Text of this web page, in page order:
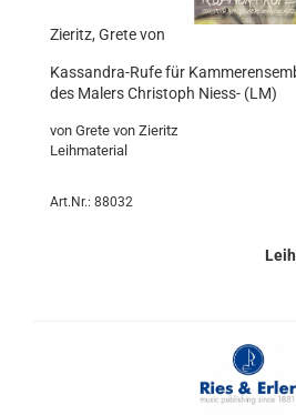
Zieritz, Grete von
Kassandra-Rufe für
des Malers Christoph Niess- (LM)
von Grete von Zieritz
Leihmaterial
Art.Nr.: 88032